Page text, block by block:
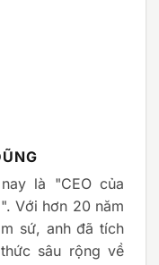
là "CEO của
Với hơn 20 năm
sứ, anh đã tích
sâu rộng về